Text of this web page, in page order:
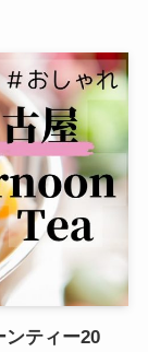
ンティー20